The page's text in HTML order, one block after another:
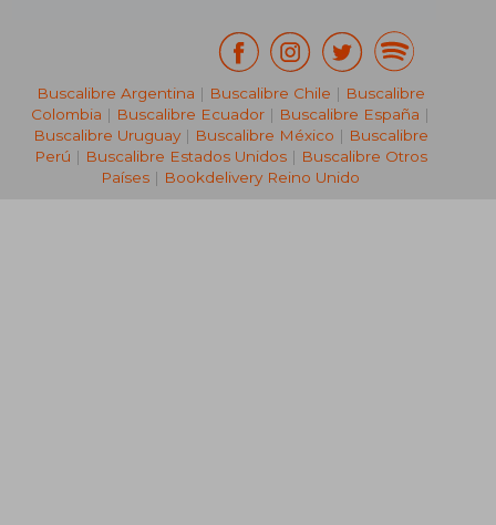
Buscalibre Argentina | Buscalibre Chile | Buscalibre
Colombia | Buscalibre Ecuador | Buscalibre España |
Buscalibre Uruguay| Buscalibre México | Buscalibre
Perú | Buscalibre Estados Unidos| Buscalibre Otros
Países | Bookdelivery Reino Unido